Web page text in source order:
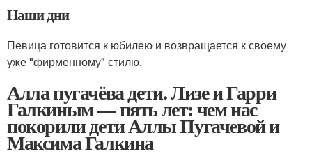
Наши дни
Певица готовится к юбилею и возвращается к своему
уже "фирменному" стилю.
Алла пугачёва дети. Лизе и Гарри
Галкиным — пять лет: чем нас
покорили дети Аллы Пугачевой и
Максима Галкина